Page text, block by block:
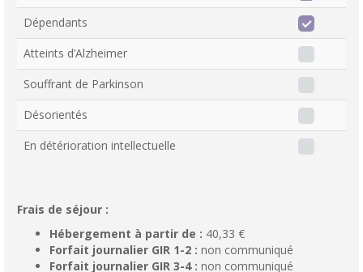
Dépendants
Atteints d’Alzheimer
Souffrant de Parkinson
Désorientés
En détérioration intellectuelle
Frais de séjour :
Hébergement à partir de : 40,33 €
Forfait journalier GIR 1-2 : non communiqué
Forfait journalier GIR 3-4 : non communiqué